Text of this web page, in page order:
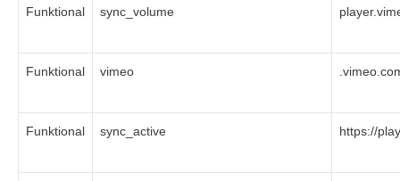
Funktional sync_volume
Funktional vimeo
Funktional sync_active https://